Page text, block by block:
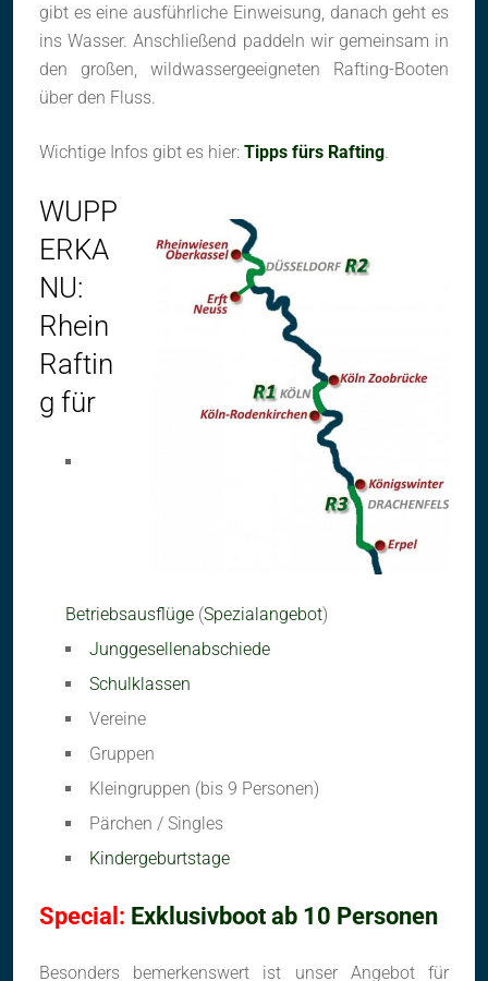
gibt es eine ausführliche Einweisung, danach geht es
ins Wasser. Anschließend paddeln wir gemeinsam in
den großen, wildwassergeeigneten Rafting-Booten
über den Fluss.
Wichtige Infos gibt es hier: Tipps fürs Rafting.
WUPP
ERKA
NU:
Rhein
Raftin
g für
Betriebsausflüge (Spezialangebot)
Junggesellenabschiede
Schulklassen
Vereine
Gruppen
Kleingruppen (bis 9 Personen)
Pärchen / Singles
Kindergeburtstage
Special: Exklusivboot ab 10 Personen
Besonders bemerkenswert ist unser Angebot für